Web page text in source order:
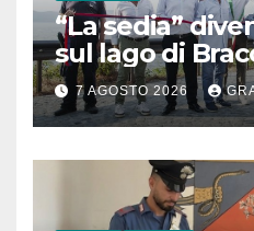
“La sedia”
sul lago di
l’inaugurazione
7 AGOSTO 2026